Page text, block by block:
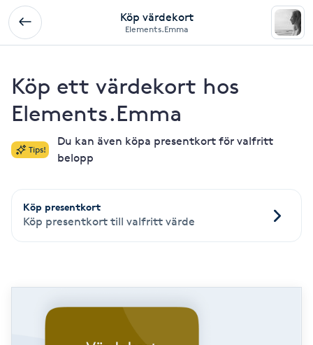
Köp värdekort
Elements.Emma
Köp ett värdekort hos
Elements.Emma
Tips!
Du kan även köpa presentkort för valfritt
belopp
Köp presentkort
Köp presentkort till valfritt värde